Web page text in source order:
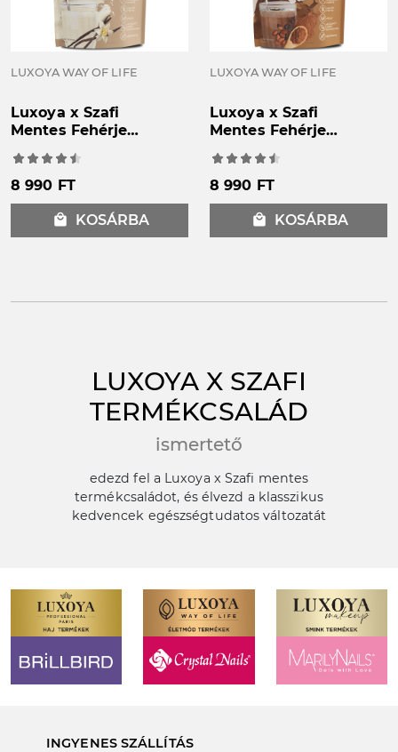
LUXOYA WAY OF LIFE
Luxoya x Szafi
Mentes Fehérje
8 990 FT
local_mall KOSÁRBA
LUXOYA WAY OF LIFE
Luxoya x Szafi
Mentes Fehérje
8 990 FT
local_mall KOSÁRBA
LUXOYA X SZAFI
TERMÉKCSALÁD
ismertető
edezd fel a Luxoya x Szafi mentes
termékcsaládot, és élvezd a klasszikus
kedvencek egészségtudatos változatát
INGYENES SZÁLLÍTÁS